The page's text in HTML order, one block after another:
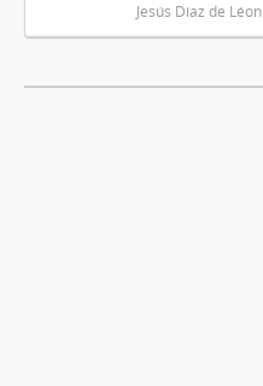
Jesús Díaz de Léon